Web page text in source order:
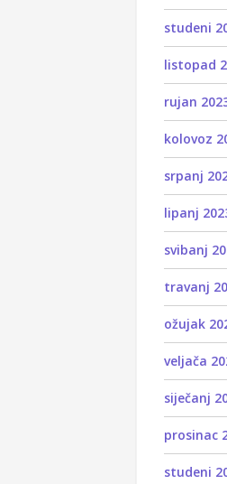
studeni
listopad
rujan
kolovoz
srpanj
lipanj
svibanj
travanj
ožujak
veljača
siječanj
prosinac
studeni